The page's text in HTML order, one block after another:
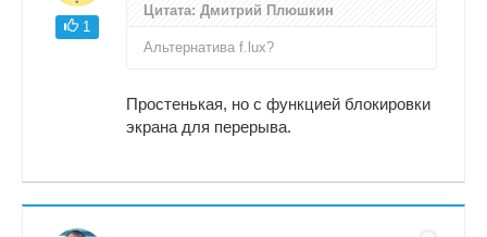
1
Цитата: Дмитрий Плюшкин
Альтернатива f.lux?
Простенькая, но с функцией блокировки
экрана для перерыва.